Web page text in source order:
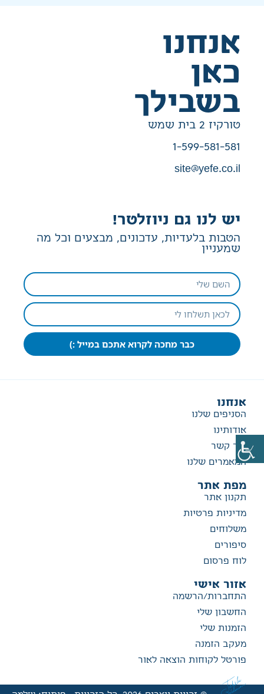
אנחנו
כאן
בשבילך
טורקיז 2 בית שמש
1-599-581-581
site@yefe.co.il
יש לנו גם ניוזלטר!
הטבות בלעדיות, עדכונים, מבצעים וכל מה
שמעניין
כבר מחכה לקרוא אתכם במייל :)
אנחנו
הסניפים שלנו
אודותינו
צור קשר
המאמרים שלנו
מפת אתר
תקנון אתר
מדיניות פרטיות
משלוחים
סיפורים
לוח פרסום
אזור אישי
התחברות/הרשמה
החשבון שלי
הזמנות שלי
מעקב הזמנה
פורטל לקוחות הוצאה לאור